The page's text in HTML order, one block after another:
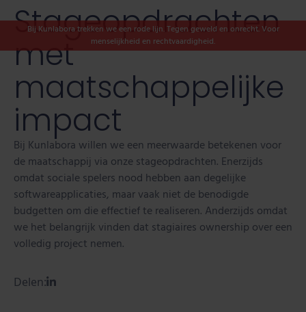
Bij Kunlabora trekken we een rode lijn. Tegen geweld en onrecht. Voor
menselijkheid en rechtvaardigheid.
Stageopdrachten
met
maatschappelijke
impact
Bij Kunlabora willen we een meerwaarde betekenen voor
de maatschappij via onze stageopdrachten. Enerzijds
omdat sociale spelers nood hebben aan degelijke
softwareapplicaties, maar vaak niet de benodigde
budgetten om die effectief te realiseren. Anderzijds omdat
we het belangrijk vinden dat stagiaires ownership over een
volledig project nemen.
Delen: